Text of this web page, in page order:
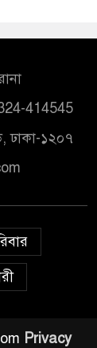
414545
ঢাকা-১২০৭
Privacy